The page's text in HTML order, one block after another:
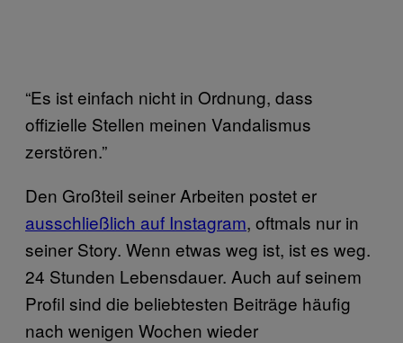
“Es ist einfach nicht in Ordnung, dass
offizielle Stellen meinen Vandalismus
zerstören.”
Den Großteil seiner Arbeiten postet er
ausschließlich auf Instagram, oftmals nur in
seiner Story. Wenn etwas weg ist, ist es weg.
24 Stunden Lebensdauer. Auch auf seinem
Profil sind die beliebtesten Beiträge häufig
nach wenigen Wochen wieder